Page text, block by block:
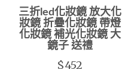
三折led化妝鏡 放大化
妝鏡 折疊化妝鏡 帶燈
化妝鏡 補光化妝鏡 大
鏡子 送禮
$452